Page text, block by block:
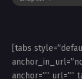
[tabs
anchor=”” url=””